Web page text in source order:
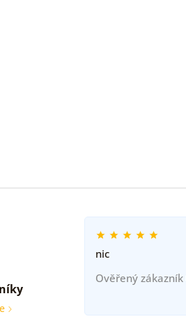
nic
Ověřený